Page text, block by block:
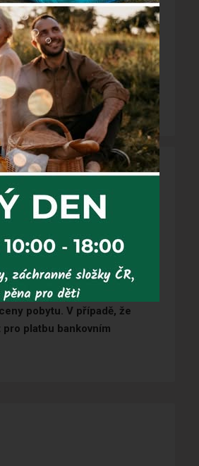
pobytu. V případě, že
platbu bankovním